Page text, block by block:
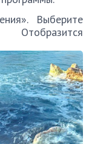
Выберите